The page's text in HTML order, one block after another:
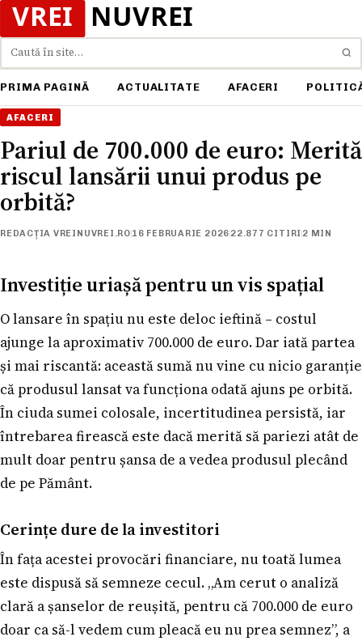
Caută
PRIMA PAGINĂ ACTUALITATE AFACERI
AFACERI
Pariul de 700.000 de euro: Merită
riscul lansării unui produs pe
orbită?
REDACȚIA VREINUVREI.RO 16 FEBRUARIE 2026 22.877 CITIRI 2 MIN
Investiție uriașă pentru un vis spațial
O lansare în spațiu nu este deloc ieftină – costul
ajunge la aproximativ 700.000 de euro. Dar iată partea
și mai riscantă: această sumă nu vine cu nicio garanție
că produsul lansat va funcționa odată ajuns pe orbită.
În ciuda sumei colosale, incertitudinea persistă, iar
întrebarea firească este dacă merită să pariezi atât de
mult doar pentru șansa de a vedea produsul plecând
de pe Pământ.
Cerințe dure de la investitori
În fața acestei provocări financiare, nu toată lumea
este dispusă să semneze cecul. „Am cerut o analiză
clară a șanselor de reușită, pentru că 700.000 de euro
doar ca să-l vedem cum pleacă eu nu prea semnez”, a